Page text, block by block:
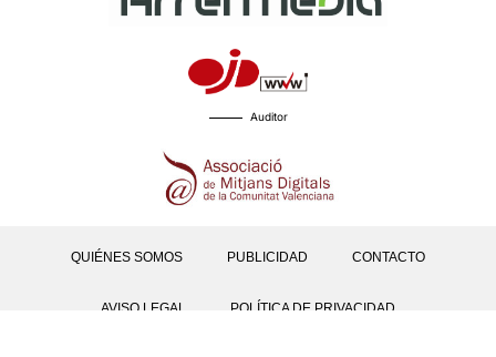
Auditor
QUIÉNES SOMOS PUBLICIDAD CONTACTO
AVISO LEGAL POLÍTICA DE PRIVACIDAD